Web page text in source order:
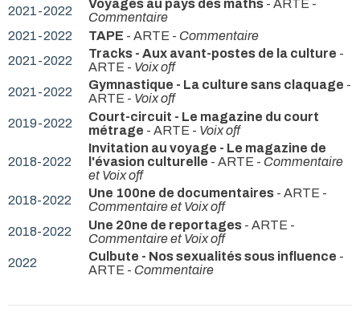
2021-2022 Voyages au pays des maths - ARTE -
Commentaire
2021-2022
TAPE - ARTE - Commentaire
2021-2022
Tracks - Aux avant-postes de la culture -
ARTE - Voix off
2021-2022
Gymnastique - La culture sans claquage -
ARTE - Voix off
2019-2022
Court-circuit - Le magazine du court
métrage - ARTE - Voix off
2018-2022
Invitation au voyage - Le magazine de
l'évasion culturelle - ARTE - Commentaire
et Voix off
2018-2022
Une 100ne de documentaires - ARTE -
Commentaire et Voix off
2018-2022
Une 20ne de reportages - ARTE -
Commentaire et Voix off
2022
Culbute - Nos sexualités sous influence -
ARTE - Commentaire